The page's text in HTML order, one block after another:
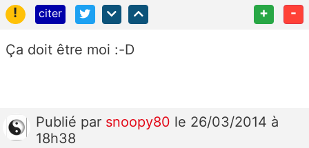
!
citer + -
Ça doit être moi :-D
Publié par snoopy80 le 26/03/2014 à
18h38